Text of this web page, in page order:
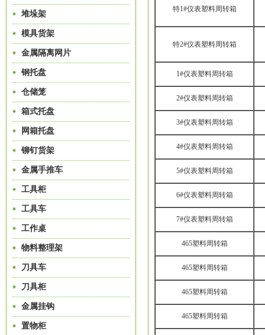
堆垛架
模具货架
金属隔离网片
钢托盘
仓储笼
箱式托盘
网箱托盘
铆钉货架
金属手推车
工具柜
工具车
工作桌
物料整理架
刀具车
刀具柜
金属挂钩
置物柜
特1#仪表塑料周转箱
特2#仪表塑料周转箱
1#仪表塑料周转箱
2#仪表塑料周转箱
3#仪表塑料周转箱
4#仪表塑料周转箱
5#仪表塑料周转箱
6#仪表塑料周转箱
7#仪表塑料周转箱
465塑料周转箱
465塑料周转箱
465塑料周转箱
465塑料周转箱